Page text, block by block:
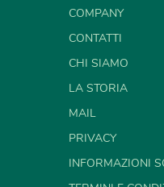
COMPANY
CONTATTI
CHI SIAMO
LA STORIA
MAIL
PRIVACY
INFORMAZIONI